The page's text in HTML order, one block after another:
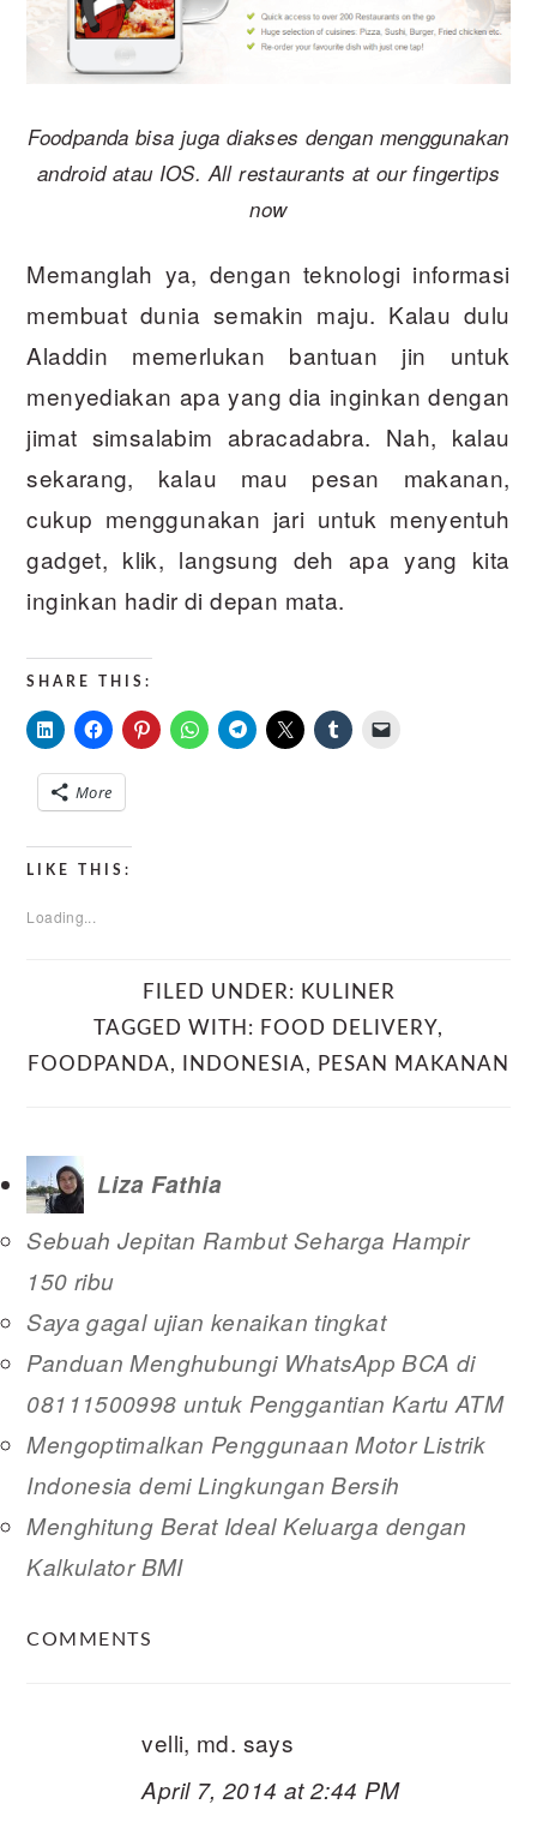
Foodpanda bisa juga diakses dengan menggunakan
android atau IOS. All restaurants at our fingertips
now
Memanglah ya, dengan teknologi informasi
membuat dunia semakin maju. Kalau dulu
Aladdin memerlukan bantuan jin untuk
menyediakan apa yang dia inginkan dengan
jimat simsalabim abracadabra. Nah, kalau
sekarang, kalau mau pesan makanan,
cukup menggunakan jari untuk menyentuh
gadget, klik, langsung deh apa yang kita
inginkan hadir di depan mata.
SHARE THIS:
More
LIKE THIS:
Loading...
FILED UNDER: KULINER
TAGGED WITH: FOOD DELIVERY,
FOODPANDA, INDONESIA, PESAN MAKANAN
Liza Fathia
Sebuah Jepitan Rambut Seharga Hampir
150 ribu
Saya gagal ujian kenaikan tingkat
Panduan Menghubungi WhatsApp BCA di
08111500998 untuk Penggantian Kartu ATM
Mengoptimalkan Penggunaan Motor Listrik
Indonesia demi Lingkungan Bersih
Menghitung Berat Ideal Keluarga dengan
Kalkulator BMI
INTERACTIONS
COMMENTS
velli, md. says
April 7, 2014 at 2:44 PM